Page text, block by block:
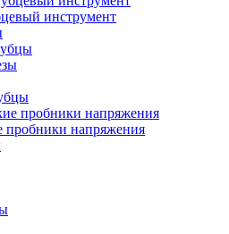
инструмент
пробники напряжения